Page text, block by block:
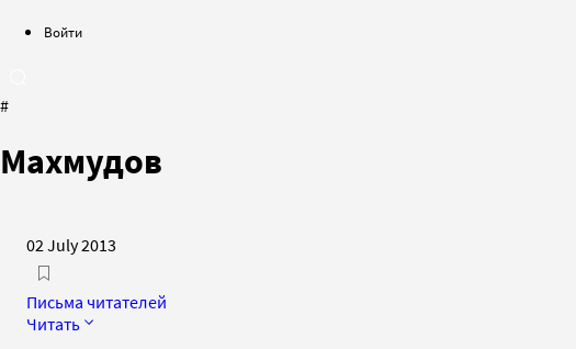
Войти
#
Махмудов
02 July 2013
Письма читателей
Читать